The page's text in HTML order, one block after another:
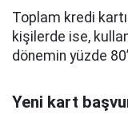
Toplam kredi
kişilerde ise,
dönemin yüzde
Yeni kart